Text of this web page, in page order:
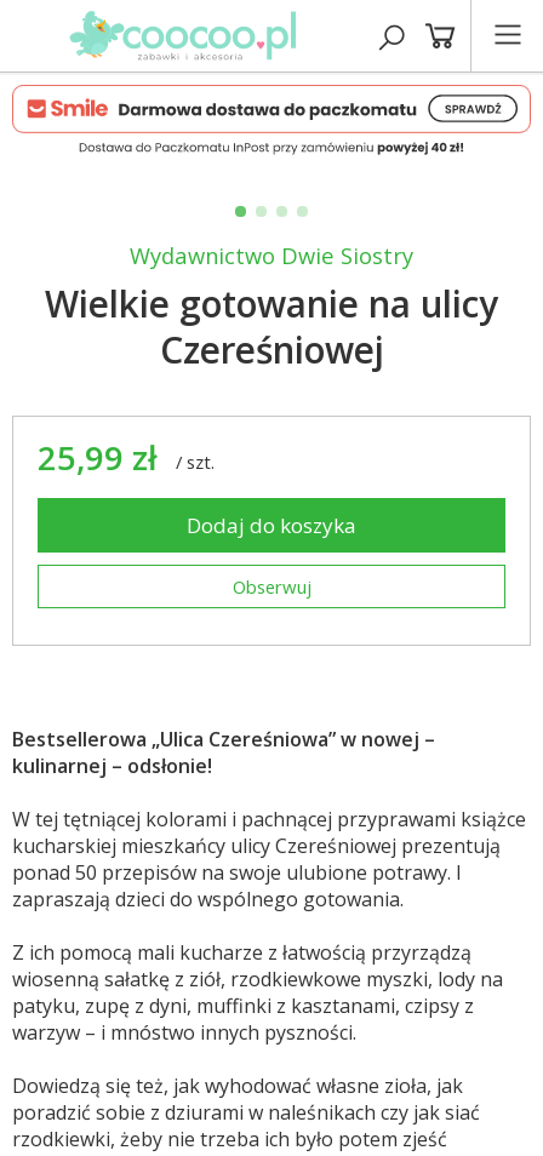
Wydawnictwo Dwie Siostry
Wielkie gotowanie na ulicy
Czereśniowej
25,99 zł / szt.
Dodaj do koszyka
Obserwuj
Bestsellerowa „Ulica Czereśniowa” w nowej –
kulinarnej – odsłonie!
W tej tętniącej kolorami i pachnącej przyprawami książce
kucharskiej mieszkańcy ulicy Czereśniowej prezentują
ponad 50 przepisów na swoje ulubione potrawy. I
zapraszają dzieci do wspólnego gotowania.
Z ich pomocą mali kucharze z łatwością przyrządzą
wiosenną sałatkę z ziół, rzodkiewkowe myszki, lody na
patyku, zupę z dyni, muffinki z kasztanami, czipsy z
warzyw – i mnóstwo innych pyszności.
Dowiedzą się też, jak wyhodować własne zioła, jak
poradzić sobie z dziurami w naleśnikach czy jak siać
rzodkiewki, żeby nie trzeba ich było potem zjeść